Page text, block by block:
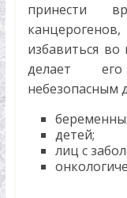
принести
избавиться
делает
небезопасным
детей;
лиц с